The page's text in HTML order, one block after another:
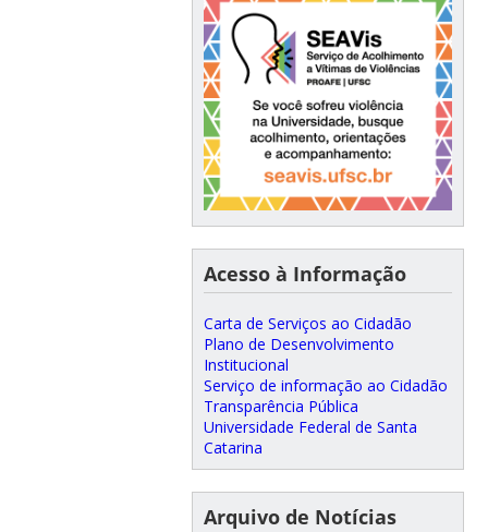
Acesso à Informação
Carta de Serviços ao Cidadão
Plano de Desenvolvimento
Institucional
Serviço de informação ao Cidadão
Transparência Pública
Universidade Federal de Santa
Catarina
Arquivo de Notícias